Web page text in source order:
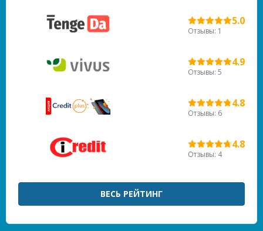
5.0
Отзывы: 1
4.9
Отзывы: 5
4.8
Отзывы: 6
4.8
Отзывы: 4
ВЕСЬ РЕЙТИНГ